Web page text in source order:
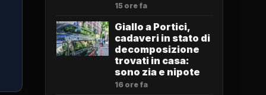
15 ore fa
Giallo a Portici,
cadaveri in stato di
decomposizione
trovati in casa:
sono zia e nipote
16 ore fa